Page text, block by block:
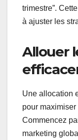
trimestre”.
à ajuster les
Allouer
Une allocation
pour
Commencez
marketing